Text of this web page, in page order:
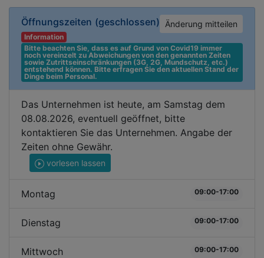
Öffnungszeiten (geschlossen) Änderung mitteilen
Information
Bitte beachten Sie, dass es auf Grund von Covid19 immer
noch vereinzelt zu Abweichungen von den genannten Zeiten
sowie Zutrittseinschränkungen (3G, 2G, Mundschutz, etc.)
entstehend können. Bitte erfragen Sie den aktuellen Stand der
Dinge beim Personal.
Das Unternehmen ist heute, am Samstag dem
08.08.2026, eventuell geöffnet, bitte
kontaktieren Sie das Unternehmen. Angabe der
Zeiten ohne Gewähr.
vorlesen lassen
Montag 09:00-17:00
Dienstag 09:00-17:00
Mittwoch 09:00-17:00